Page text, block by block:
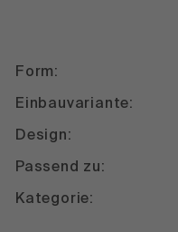
Form:
Einbauvariante:
Design:
Passend zu:
Kategorie: